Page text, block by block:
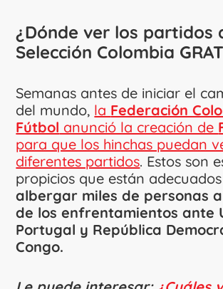
¿Dónde ver los partidos
Selección Colombia
Semanas antes de iniciar el
del mundo, la Federación
Fútbol anunció la creación de
para que los hinchas puedan
diferentes partidos. Estos son
propicios que están
albergar miles de personas
de los enfrentamientos ante
Portugal y República
Congo.